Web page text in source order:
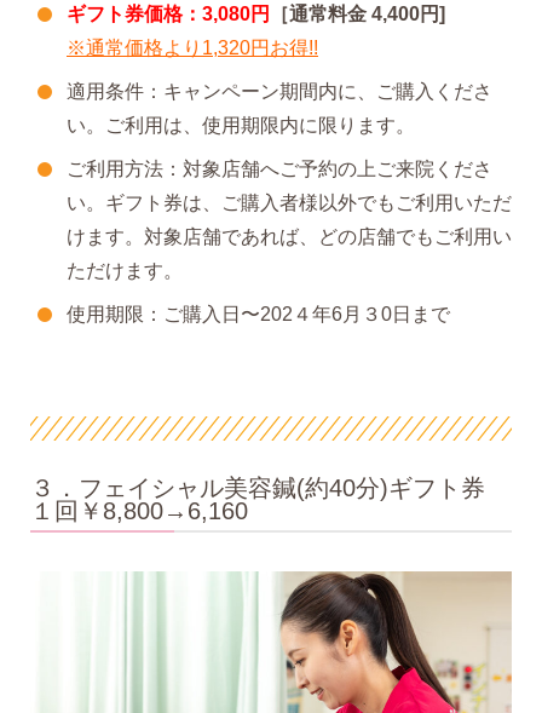
ギフト券価格：3,080円
［通常料金 4,400円]
※通常価格より1,320円お得!!
適用条件：キャンペーン期間内に、ご購入くださ
い。ご利用は、使用期限内に限ります。
ご利用方法：対象店舗へご予約の上ご来院くださ
い。ギフト券は、ご購入者様以外でもご利用いただ
けます。対象店舗であれば、どの店舗でもご利用い
ただけます。
使用期限：ご購入日〜202４年6月３0日まで
３．フェイシャル美容鍼(約40分)ギフト券
１回￥8,800→6,160